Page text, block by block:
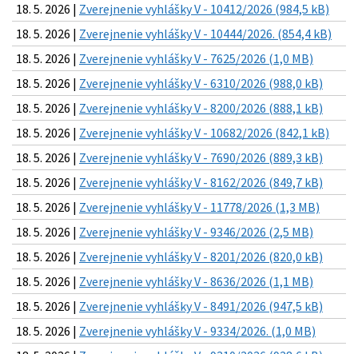
18. 5. 2026 | Zverejnenie vyhlášky V - 10412/2026 (984,5 kB)
18. 5. 2026 | Zverejnenie vyhlášky V - 10444/2026. (854,4 kB)
18. 5. 2026 | Zverejnenie vyhlášky V - 7625/2026 (1,0 MB)
18. 5. 2026 | Zverejnenie vyhlášky V - 6310/2026 (988,0 kB)
18. 5. 2026 | Zverejnenie vyhlášky V - 8200/2026 (888,1 kB)
18. 5. 2026 | Zverejnenie vyhlášky V - 10682/2026 (842,1 kB)
18. 5. 2026 | Zverejnenie vyhlášky V - 7690/2026 (889,3 kB)
18. 5. 2026 | Zverejnenie vyhlášky V - 8162/2026 (849,7 kB)
18. 5. 2026 | Zverejnenie vyhlášky V - 11778/2026 (1,3 MB)
18. 5. 2026 | Zverejnenie vyhlášky V - 9346/2026 (2,5 MB)
18. 5. 2026 | Zverejnenie vyhlášky V - 8201/2026 (820,0 kB)
18. 5. 2026 | Zverejnenie vyhlášky V - 8636/2026 (1,1 MB)
18. 5. 2026 | Zverejnenie vyhlášky V - 8491/2026 (947,5 kB)
18. 5. 2026 | Zverejnenie vyhlášky V - 9334/2026. (1,0 MB)